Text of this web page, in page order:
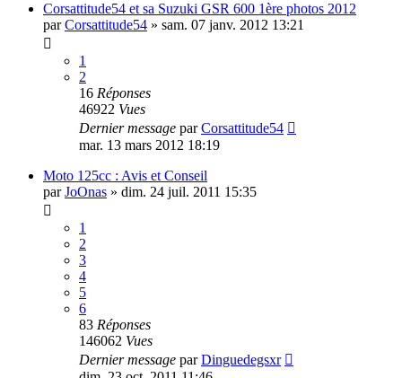
Corsattitude54 et sa Suzuki GSR 600 1ère photos 2012
parCorsattitude54 » sam. 07 janv. 2012 13:21
1
2
16 Réponses
46922 Vues
Dernier message parCorsattitude54
mar. 13 mars 2012 18:19
Moto 125cc : Avis et Conseil
parJoOnas » dim. 24 juil. 2011 15:35
1
2
3
4
5
6
83 Réponses
146062 Vues
Dernier message parDinguedegsxr